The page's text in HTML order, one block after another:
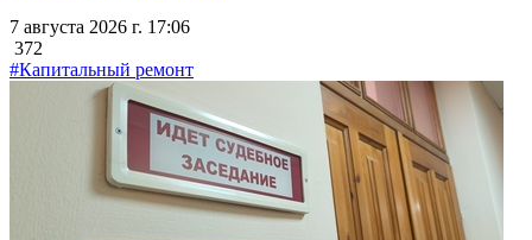
7 августа 2026 г. 17:06
372
#Капитальный ремонт